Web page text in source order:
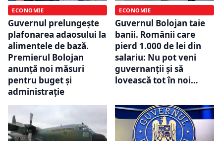
ECONOMIE
Guvernul prelungește
plafonarea adaosului la
alimentele de bază.
Premierul Bolojan
anunță noi măsuri
pentru buget și
administrație
ECONOMIE
Guvernul Bolojan taie
banii. Românii care
pierd 1.000 de lei din
salariu: Nu pot veni
guvernanţii şi să
lovească tot în noi…